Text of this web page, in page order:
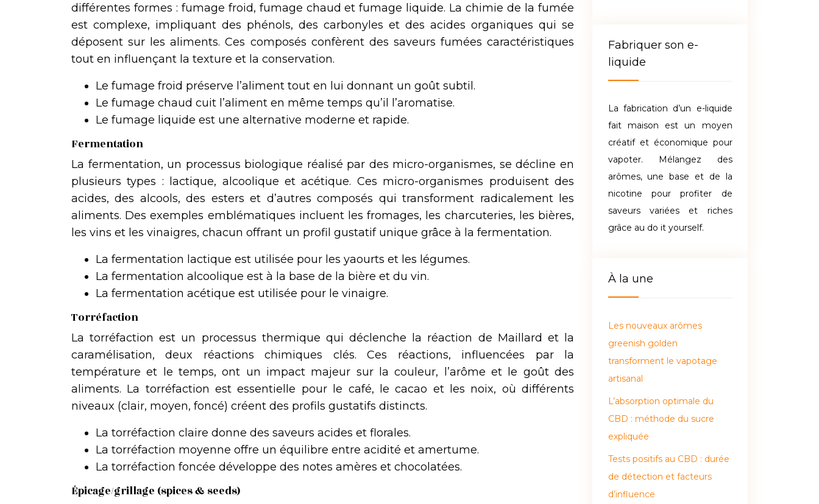
différentes formes : fumage froid, fumage chaud et fumage liquide. La chimie de la fumée
est complexe, impliquant des phénols, des carbonyles et des acides organiques qui se
déposent sur les aliments. Ces composés confèrent des saveurs fumées caractéristiques
tout en influençant la texture et la conservation.
Le fumage froid préserve l’aliment tout en lui donnant un goût subtil.
Le fumage chaud cuit l’aliment en même temps qu’il l’aromatise.
Le fumage liquide est une alternative moderne et rapide.
Fermentation
La fermentation, un processus biologique réalisé par des micro-organismes, se décline en
plusieurs types : lactique, alcoolique et acétique. Ces micro-organismes produisent des
acides, des alcools, des esters et d’autres composés qui transforment radicalement les
aliments. Des exemples emblématiques incluent les fromages, les charcuteries, les bières,
les vins et les vinaigres, chacun offrant un profil gustatif unique grâce à la fermentation.
La fermentation lactique est utilisée pour les yaourts et les légumes.
La fermentation alcoolique est à la base de la bière et du vin.
La fermentation acétique est utilisée pour le vinaigre.
Torréfaction
La torréfaction est un processus thermique qui déclenche la réaction de Maillard et la
caramélisation, deux réactions chimiques clés. Ces réactions, influencées par la
température et le temps, ont un impact majeur sur la couleur, l’arôme et le goût des
aliments. La torréfaction est essentielle pour le café, le cacao et les noix, où différents
niveaux (clair, moyen, foncé) créent des profils gustatifs distincts.
La torréfaction claire donne des saveurs acides et florales.
La torréfaction moyenne offre un équilibre entre acidité et amertume.
La torréfaction foncée développe des notes amères et chocolatées.
Épicage/grillage (spices & seeds)
Fabriquer son e-
liquide
La fabrication d’un e-liquide
fait maison est un moyen
créatif et économique pour
vapoter. Mélangez des
arômes, une base et de la
nicotine pour profiter de
saveurs variées et riches
grâce au do it yourself.
À la une
Les nouveaux arômes
greenish golden
transforment le vapotage
artisanal
L’absorption optimale du
CBD : méthode du sucre
expliquée
Tests positifs au CBD : durée
de détection et facteurs
d’influence